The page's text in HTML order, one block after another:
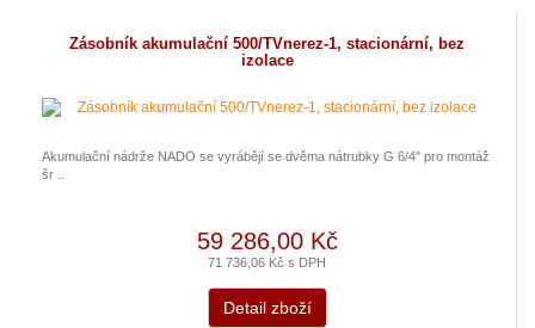
Zásobník akumulační 500/TVnerez-1, stacionární, bez
izolace
Akumulační nádrže NADO se vyrábějí se dvěma nátrubky G 6/4" pro montáž
šr ..
59 286,00 Kč
71 736,06 Kč s DPH
Detail zboží